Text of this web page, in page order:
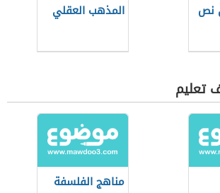
نص
المذهب العقلي
تعليم
مناهج الفلسفة